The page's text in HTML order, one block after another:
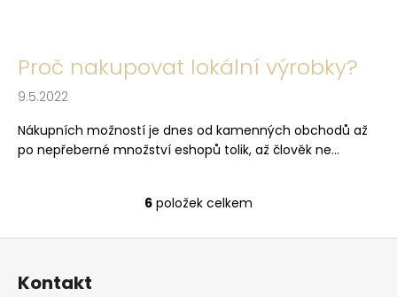
Proč nakupovat lokální výrobky?
9.5.2022
Nákupních možností je dnes od kamenných obchodů až
po nepřeberné množství eshopů tolik, až člověk ne...
Ovládací prvky
6 položek celkem
Kontakt